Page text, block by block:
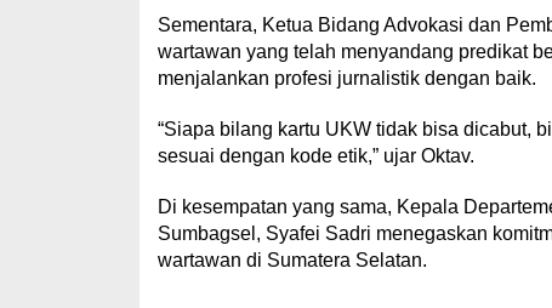
Sementara, Ketua Bidang Advokasi dan
wartawan yang telah menyandang predikat
menjalankan profesi jurnalistik dengan baik.
“Siapa bilang kartu UKW tidak bisa dicabut,
sesuai dengan kode etik,” ujar Oktav.
Di kesempatan yang sama, Kepala
Sumbagsel, Syafei Sadri menegaskan
wartawan di Sumatera Selatan.